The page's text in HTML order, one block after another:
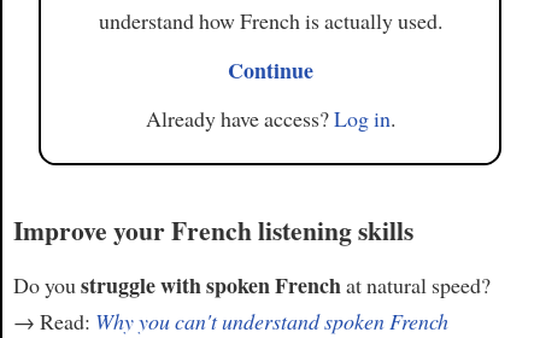
understand how French is actually used.
Continue
Already have access?Log in.
Improve your French listening skills
Do youstruggle with spoken Frenchat natural speed?
→ Read: Why you can't understand spoken French